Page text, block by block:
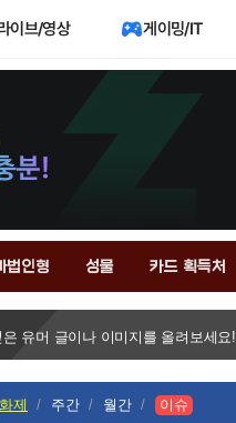
이브/영상 게이밍/IT
법인형 성물 카드 획득처
유머 글이나 이미지를 올려보세요!
제 주간 월간 이슈